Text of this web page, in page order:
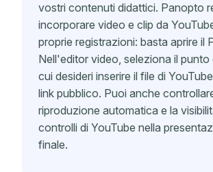
vostri contenuti didattici. Panopto
incorporare video e clip da
proprie registrazioni: basta aprire il
Nell'editor video, seleziona il punto
cui desideri inserire il file di
link pubblico. Puoi anche
riproduzione automatica e la
controlli di YouTube nella
finale.